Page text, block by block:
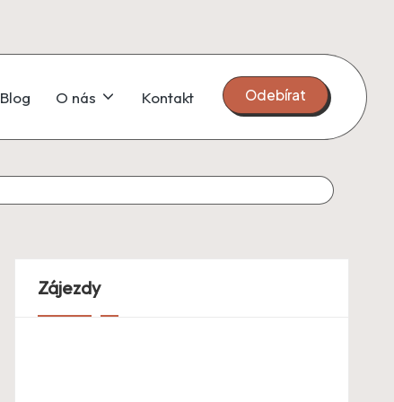
Blog O nás Kontakt Odebírat
Zájezdy